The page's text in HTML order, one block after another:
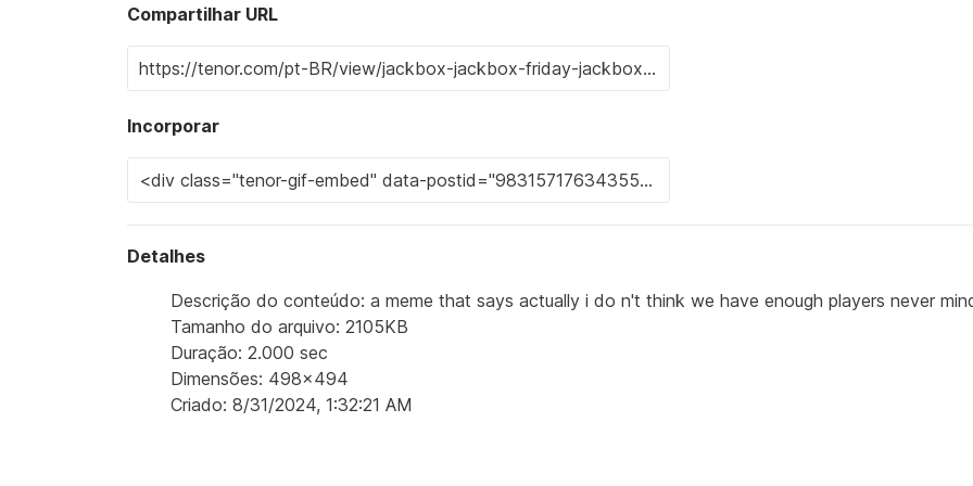
Compartilhar URL
Incorporar
Detalhes
Descrição do conteúdo: a meme that says actually i do n't think we have enough players never
Tamanho do arquivo: 2105KB
Duração: 2.000 sec
Dimensões: 498x494
Criado: 8/31/2024, 1:32:21 AM